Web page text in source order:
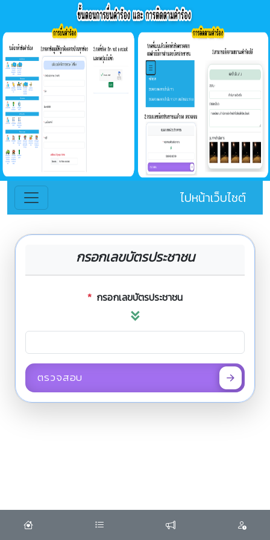
ไปหน้าเว็บไซต์
กรอกเลขบัตรประชาชน
* กรอกเลขบัตรประชาชน
ตรวจสอบ